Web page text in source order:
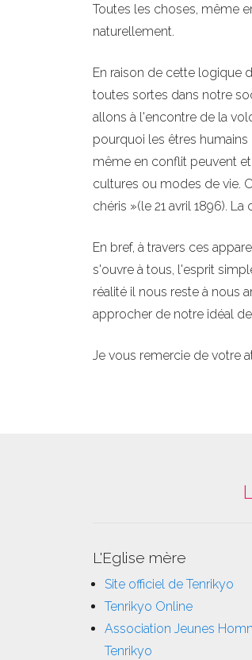
Toutes les choses, même
naturellement.
En raison de cette logique
toutes sortes dans notre
allons à l'encontre de la
pourquoi les êtres
même en conflit peuvent
cultures ou modes de vie.
chéris »(le 21 avril 1896).
En bref, à travers ces
s'ouvre à tous, l'esprit
réalité il nous reste à nous
approcher de notre idéal
Je vous remercie de votre
L'Eglise mère
Site officiel de Tenrikyo
Tenrikyo Online
Association Jeunes
Tenrikyo